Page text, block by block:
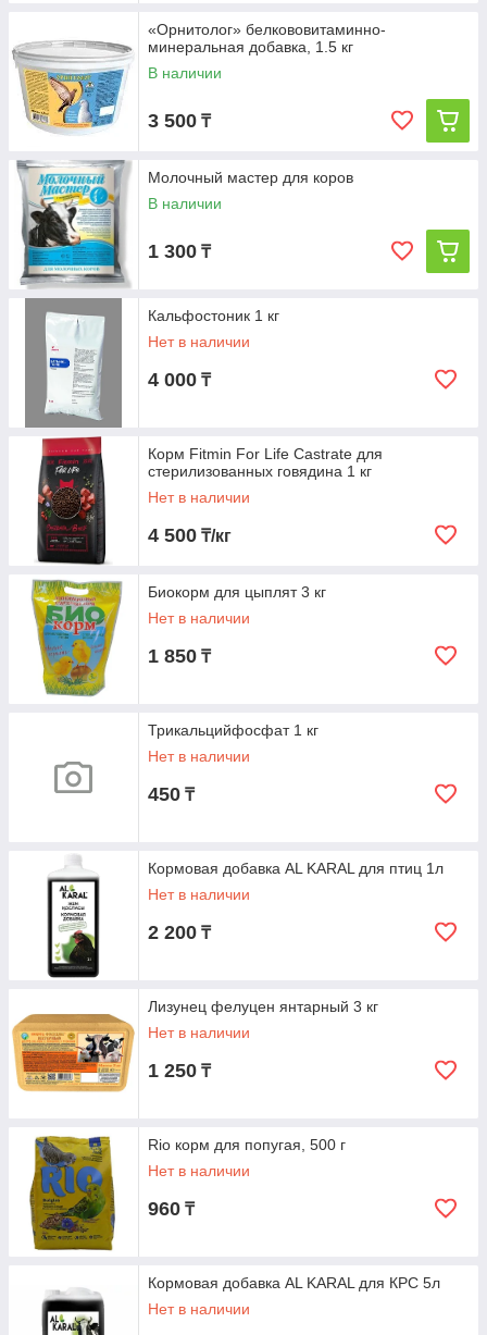
«Орнитолог» белкововитаминно-
минеральная добавка, 1.5 кг
В наличии
3 500 ₸
Молочный мастер для коров
В наличии
1 300 ₸
Кальфостоник 1 кг
Нет в наличии
4 000 ₸
Корм Fitmin For Life Castrate для
стерилизованных говядина 1 кг
Нет в наличии
4 500 ₸/кг
Биокорм для цыплят 3 кг
Нет в наличии
1 850 ₸
Трикальцийфосфат 1 кг
Нет в наличии
450 ₸
Кормовая добавка AL KARAL для птиц 1л
Нет в наличии
2 200 ₸
Лизунец фелуцен янтарный 3 кг
Нет в наличии
1 250 ₸
Rio корм для попугая, 500 г
Нет в наличии
960 ₸
Кормовая добавка AL KARAL для КРС 5л
Нет в наличии